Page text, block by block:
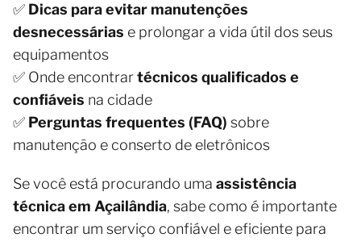
✅ Dicas para evitar manutenções
desnecessárias e prolongar a vida útil dos seus
equipamentos
✅ Onde encontrartécnicos qualificados e
confiáveis na cidade
✅ Perguntas frequentes (FAQ) sobre
manutenção e conserto de eletrônicos
Se você está procurando uma assistência
técnica em Açailândia, sabe como é importante
encontrar um serviço confiável e eficiente para